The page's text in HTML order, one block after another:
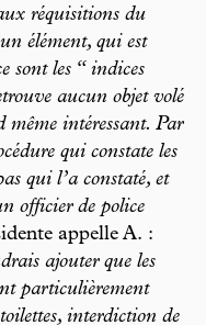
réquisitions du
élément, qui est
sont les “ indices
aucun objet volé
même intéressant. Par
qui constate les
qui l’a constaté, et
officier de police
appelle A. :
ajouter que les
particulièrement
interdiction de